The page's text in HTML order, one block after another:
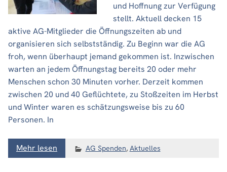
und Hoffnung zur Verfügung
stellt. Aktuell decken 15
aktive AG-Mitglieder die Öffnungszeiten ab und
organisieren sich selbstständig. Zu Beginn war die AG
froh, wenn überhaupt jemand gekommen ist. Inzwischen
warten an jedem Öffnungstag bereits 20 oder mehr
Menschen schon 30 Minuten vorher. Derzeit kommen
zwischen 20 und 40 Geflüchtete, zu Stoßzeiten im Herbst
und Winter waren es schätzungsweise bis zu 60
Personen. In
Mehr lesen AG Spenden, Aktuelles